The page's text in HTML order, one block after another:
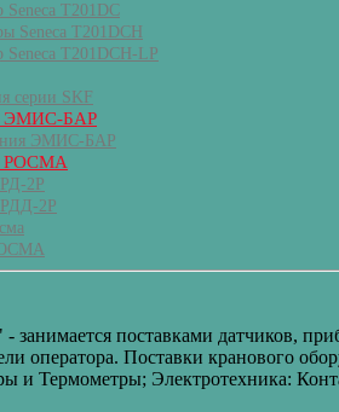
Seneca T201DC
Seneca T201DCH
Seneca T201DCH-LP
серии SKF
ЭМИС-БАР
ЭМИС-БАР
РОСМА
РД-2Р
РДД-2Р
поставками датчиков,
оператора. Поставки кранового
и Термометры; Электротехника: